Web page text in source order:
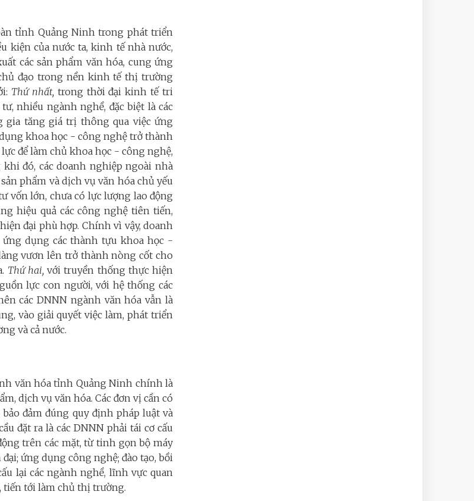
tỉnh Quảng Ninh trong phát triển
kiện của nước ta, kinh tế nhà nước,
các sản phẩm văn hóa, cung ứng
đạo trong nền kinh tế thị trường
Thứ nhất,trong thời đại kinh tế tri
nhiều ngành nghề, đặc biệt là các
gia tăng giá trị thông qua việc ứng
khoa học - công nghệ trở thành
để làm chủ khoa học - công nghệ,
đó, các doanh nghiệp ngoài nhà
phẩm và dịch vụ văn hóa chủ yếu
vốn lớn, chưa có lực lượng lao động
hiệu quả các công nghệ tiên tiến,
đại phù hợp. Chính vì vậy, doanh
dụng các thành tựu khoa học -
vươn lên trở thành nòng cốt cho
Thứ hai,với truyền thống thực hiện
lực con người, với hệ thống các
các DNNN ngành văn hóa vẫn là
vào giải quyết việc làm, phát triển
và cả nước.
văn hóa tỉnh Quảng Ninh chính là
dịch vụ văn hóa. Các đơn vị cần có
đảm đúng quy định pháp luật và
đặt ra là các DNNN phải tái cơ cấu
trên các mặt, từ tinh gọn bộ máy
ứng dụng công nghệ; đào tạo, bồi
lại các ngành nghề, lĩnh vực quan
tiến tới làm chủ thị trường.